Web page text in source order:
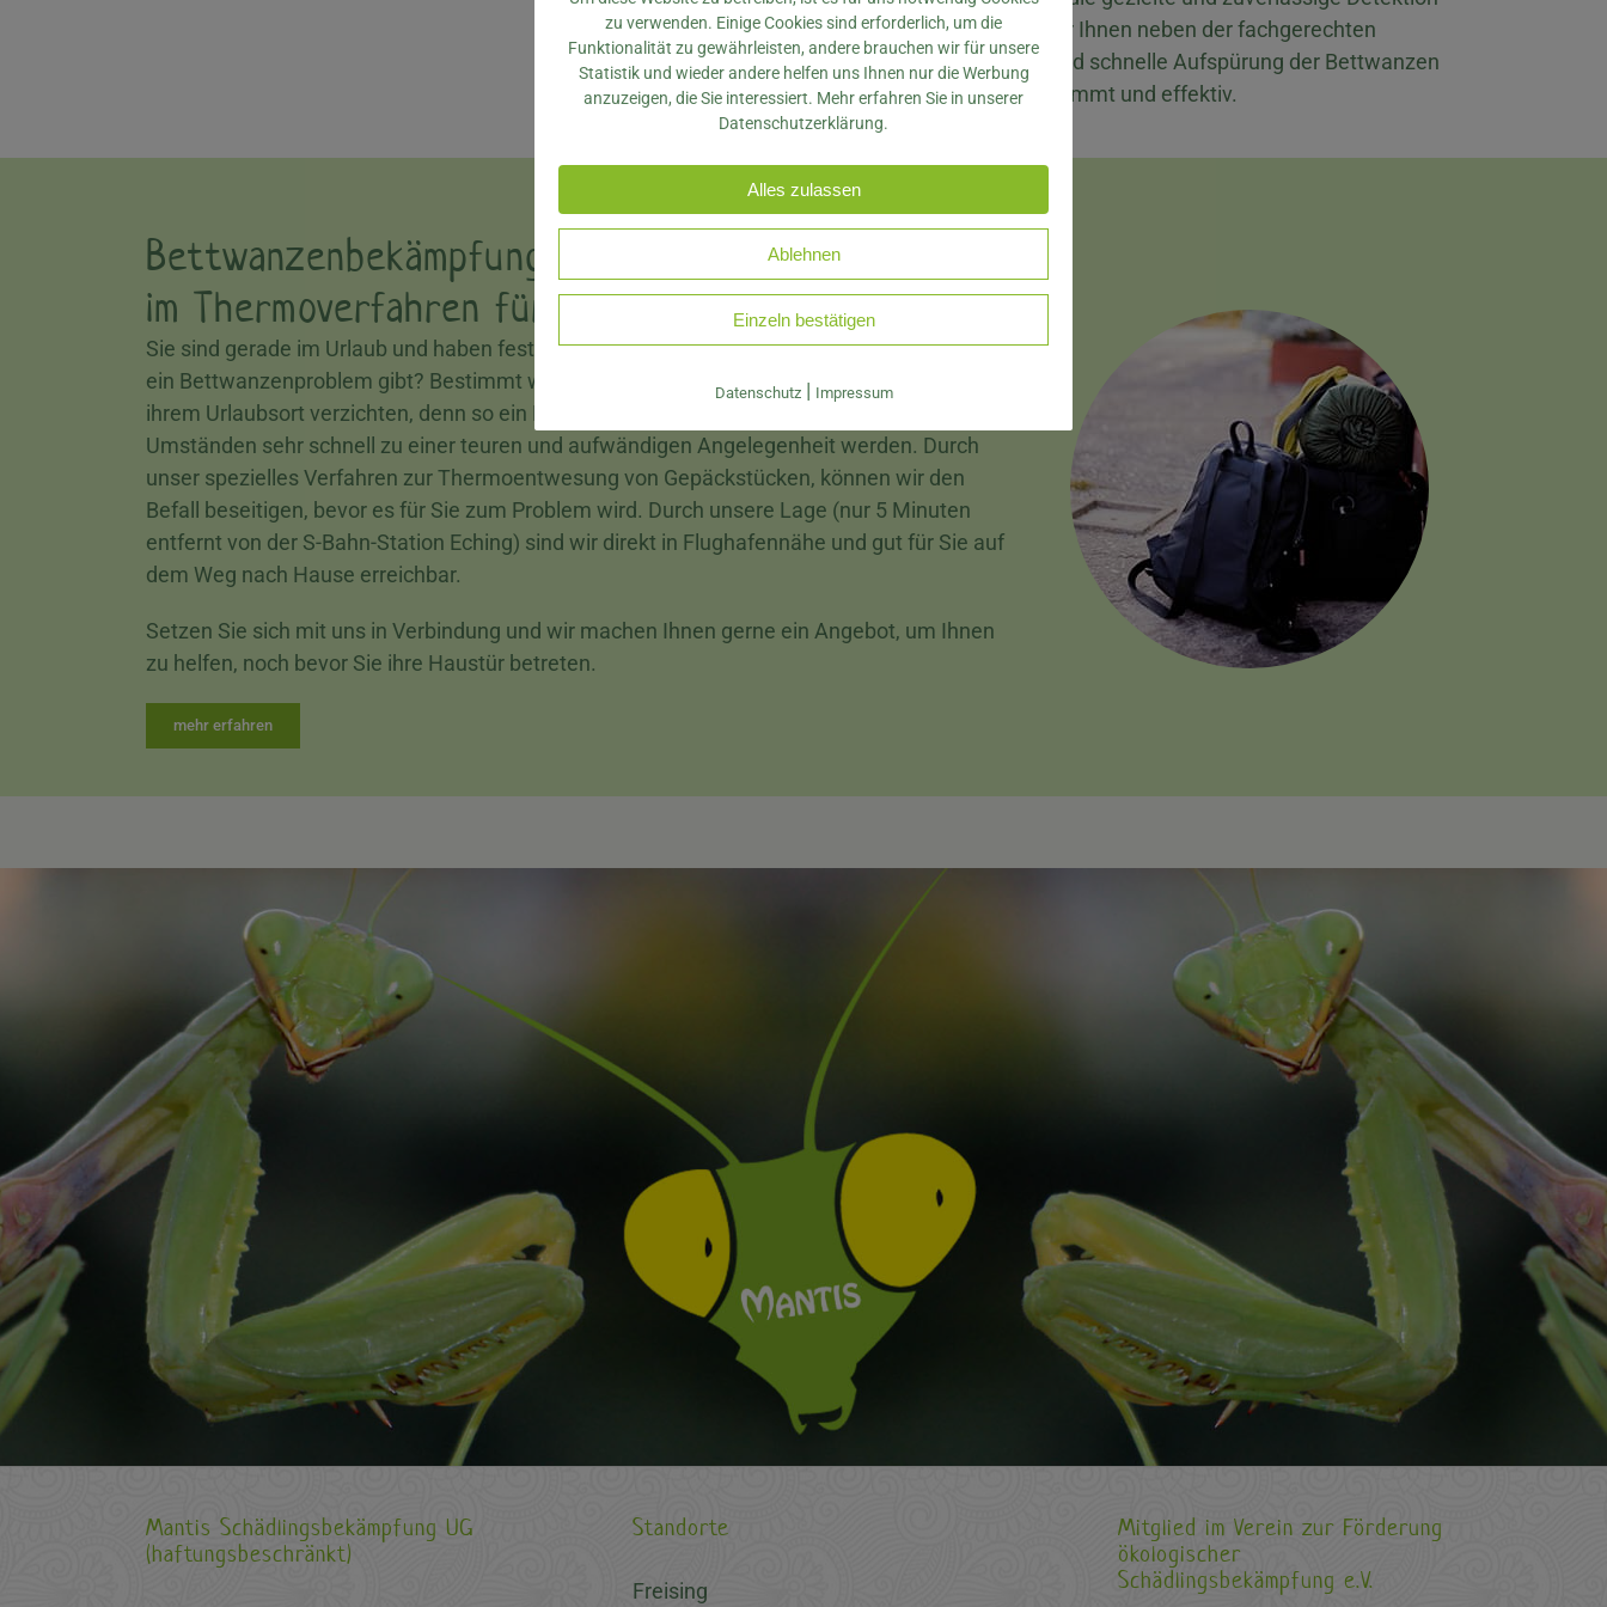
von Bettwanzen spezialisiert haben. So können wir Ihnen neben der fachgerechten
Bekämpfung von Bettwanzen auch eine präzise und schnelle Aufspürung der Bettwanzen
durch unseren bewährten Partner bieten – abgestimmt und effektiv.
Bettwanzenbekämpfung
im Thermoverfahren für Ihre Gepäckstücke
Sie sind gerade im Urlaub und haben festgestellt, dass es in Ihrem Hotel bzw. Ferienhaus
ein Bettwanzenproblem gibt? Bestimmt wollen Sie auf ein ungewolltes Mitbringsel aus
ihrem Urlaubsort verzichten, denn so ein Bettwanzenbefall zu Hause kann unter
Umständen sehr schnell zu einer teuren und aufwändigen Angelegenheit werden. Durch
unser spezielles Verfahren zur Thermoentwesung von Gepäckstücken, können wir den
Befall beseitigen, bevor es für Sie zum Problem wird. Durch unsere Lage (nur 5 Minuten
entfernt von der S-Bahn-Station Eching) sind wir direkt in Flughafennähe und gut für Sie auf
dem Weg nach Hause erreichbar.
Setzen Sie sich mit uns in Verbindung und wir machen Ihnen gerne ein Angebot, um Ihnen
zu helfen, noch bevor Sie ihre Haustür betreten.
mehr erfahren
Mantis Schädlingsbekämpfung UG
(haftungsbeschränkt)
Standorte
Freising
Mitglied im Verein zur Förderung
ökologischer
Schädlingsbekämpfung e.V.
zu verwenden. Einige Cookies sind erforderlich, um die
Funktionalität zu gewährleisten, andere brauchen wir für unsere
Statistik und wieder andere helfen uns Ihnen nur die Werbung
anzuzeigen, die Sie interessiert. Mehr erfahren Sie in unserer
Datenschutzerklärung.
Alles zulassen
Ablehnen
Einzeln bestätigen
Datenschutz| Impressum